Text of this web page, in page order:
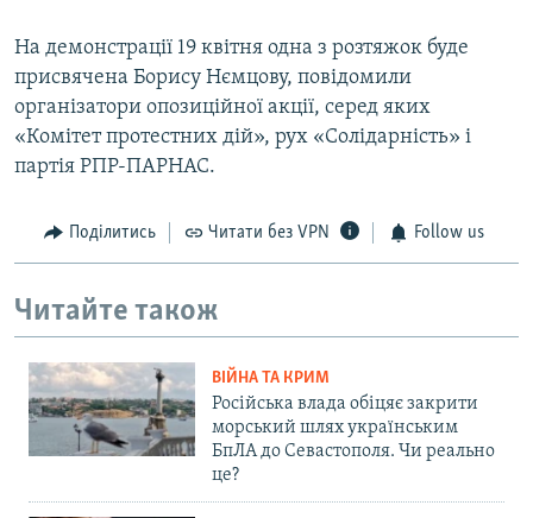
На демонстрації 19 квітня одна з розтяжок буде
присвячена Борису Нємцову, повідомили
організатори опозиційної акції, серед яких
«Комітет протестних дій», рух «Солідарність» і
партія РПР-ПАРНАС.
Поділитись Читати без VPN Follow us
Читайте також
ВІЙНА ТА КРИМ
Російська влада обіцяє закрити
морський шлях українським
БпЛА до Севастополя. Чи реально
це?